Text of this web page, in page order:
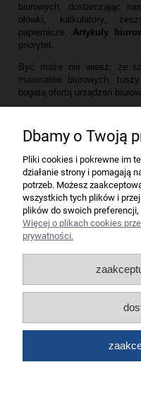
biurowych, dostarczając
ołówki, kalkulatory,
papiernicze. Artykuły
priorytet.
Być może nie wiesz, że
materiałów biurowych,
bogatą ofertą urządzeń
Wszelkie prawa
Dbamy o Twoją
Pliki cookies i pokrewne im
działanie strony i pomagają
potrzeb. Możesz
wszystkich tych plików i
plików do swoich
Więcej o plikach cookies
prywatności.